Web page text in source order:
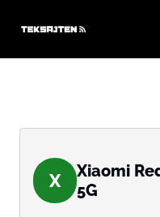
X
Xiaomi
5G